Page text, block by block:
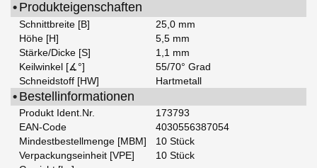
• Produkteigenschaften
Schnittbreite [B]
25,0 mm
Höhe [H]
5,5 mm
Stärke/Dicke [S]
1,1 mm
Keilwinkel [∡°]
55/70° Grad
Schneidstoff [HW]
Hartmetall
• Bestellinformationen
Produkt Ident.Nr.
173793
EAN-Code
4030556387054
Mindestbestellmenge [MBM]
10 Stück
Verpackungseinheit [VPE]
10 Stück